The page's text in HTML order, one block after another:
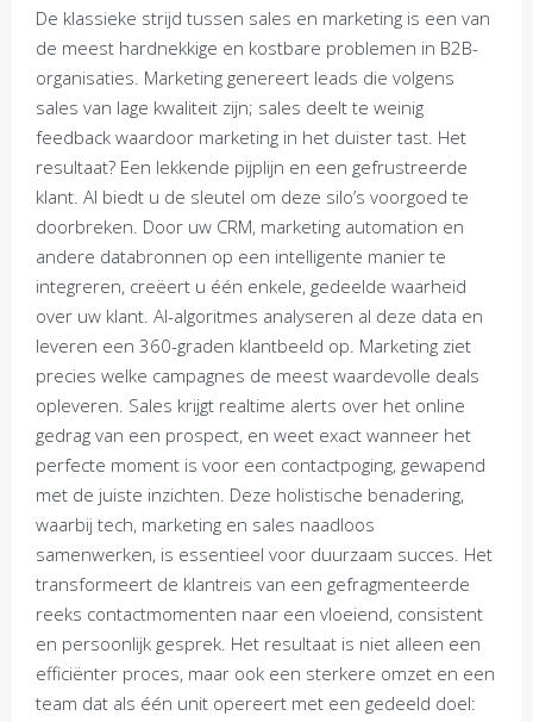
De klassieke strijd tussen sales en marketing is een van
de meest hardnekkige en kostbare problemen in B2B-
organisaties. Marketing genereert leads die volgens
sales van lage kwaliteit zijn; sales deelt te weinig
feedback waardoor marketing in het duister tast. Het
resultaat? Een lekkende pijplijn en een gefrustreerde
klant. AI biedt u de sleutel om deze silo’s voorgoed te
doorbreken. Door uw CRM, marketing automation en
andere databronnen op een intelligente manier te
integreren, creëert u één enkele, gedeelde waarheid
over uw klant. AI-algoritmes analyseren al deze data en
leveren een 360-graden klantbeeld op. Marketing ziet
precies welke campagnes de meest waardevolle deals
opleveren. Sales krijgt realtime alerts over het online
gedrag van een prospect, en weet exact wanneer het
perfecte moment is voor een contactpoging, gewapend
met de juiste inzichten. Deze holistische benadering,
waarbij tech, marketing en sales naadloos
samenwerken, is essentieel voor duurzaam succes. Het
transformeert de klantreis van een gefragmenteerde
reeks contactmomenten naar een vloeiend, consistent
en persoonlijk gesprek. Het resultaat is niet alleen een
efficiënter proces, maar ook een sterkere omzet en een
team dat als één unit opereert met een gedeeld doel: